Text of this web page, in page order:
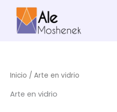
contenido
Inicio / Arte en vidrio
Arte en vidrio